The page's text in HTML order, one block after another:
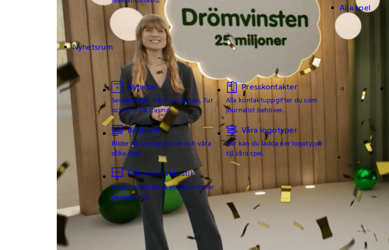
Alla spel
Nyhetsrum
Nyheter
Senaste nytt från koncernen, Tur
och Sport & Casino.
Presskontakter
Alla kontaktuppgifter du som
journalist behöver.
Bildbank
Bilder på talespersoner och våra
olika spel.
Våra logotyper
Här kan du ladda ner logotyper
till våra spel.
Fakta och statistik
Statistik och fakta om storvinster
genom åren.